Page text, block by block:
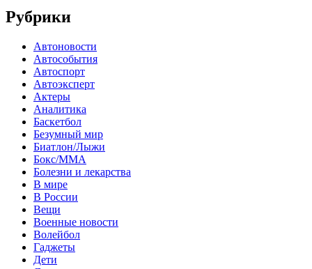
Рубрики
Автоновости
Автособытия
Автоспорт
Автоэксперт
Актеры
Аналитика
Баскетбол
Безумный мир
Биатлон/Лыжи
Бокс/MMA
Болезни и лекарства
В мире
В России
Вещи
Военные новости
Волейбол
Гаджеты
Дети